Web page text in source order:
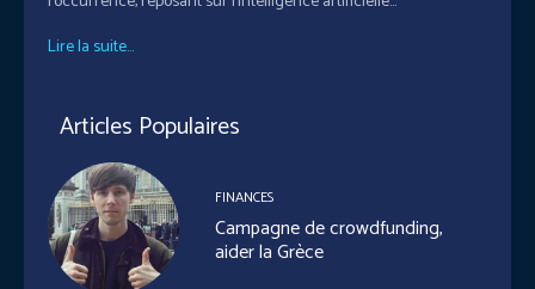
Lire la suite...
Articles Populaires
FINANCES
Campagne de crowdfunding,
aider la Grèce